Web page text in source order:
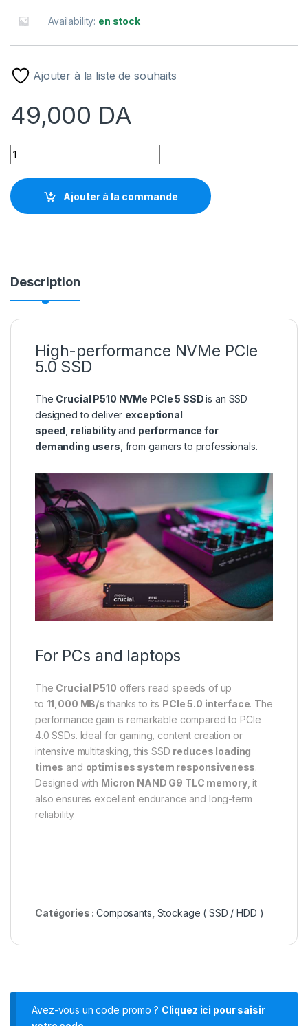
Availability: en stock
Ajouter à la liste de souhaits
49,000 DA
SSD Crucial P510 1TB NVMe M.2 PCIe 5.0 x4 Gen5, Read/
Ajouter à la commande
Description
High-performance NVMe PCIe
5.0 SSD
The Crucial P510 NVMe PCIe 5 SSDis an SSD
designed to deliver exceptional
speed reliabilityand performance for
demanding users , from gamers to professionals.
For PCs and laptops
The Crucial P510 offers read speeds of up
to 11,000 MB/sthanks to its PCIe 5.0 interface. The
performance gain is remarkable compared to PCIe
4.0 SSDs. Ideal for gaming, content creation or
intensive multitasking, this SSD reduces loading
times and optimises system responsiveness.
Designed with Micron NAND G9 TLC memory, it
also ensures excellent endurance and long-term
reliability.
Catégories :Composants Stockage ( SSD / HDD )
Avez-vous un code promo ? Cliquez ici pour saisir